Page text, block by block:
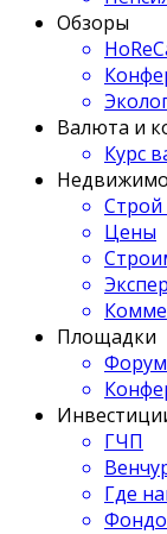
Обзоры
Валюта и
Курс
Цены
Площадки
ГЧП
Где